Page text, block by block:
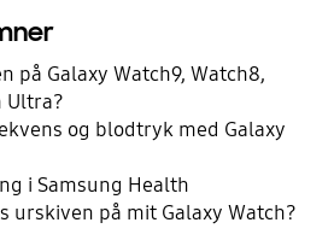
på Galaxy Watch9, Watch8,
Ultra?
og blodtryk med Galaxy
i Samsung Health
urskiven på mit Galaxy Watch?